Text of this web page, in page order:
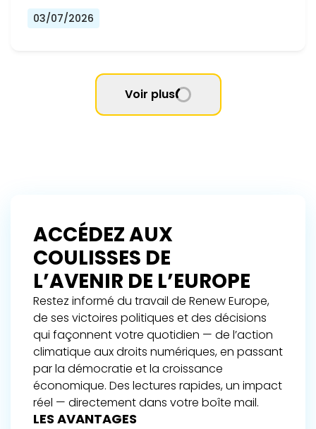
03/07/2026
Voir plus
ACCÉDEZ AUX
COULISSES DE
L’AVENIR DE L’EUROPE
Restez informé du travail de Renew Europe,
de ses victoires politiques et des décisions
qui façonnent votre quotidien — de l’action
climatique aux droits numériques, en passant
par la démocratie et la croissance
économique. Des lectures rapides, un impact
réel — directement dans votre boîte mail.
LES AVANTAGES